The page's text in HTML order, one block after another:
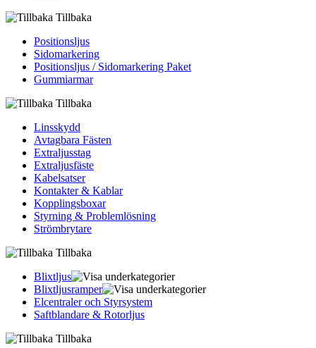
Tillbaka
Positionsljus
Sidomarkering
Positionsljus / Sidomarkering Paket
Gummiarmar
Tillbaka
Linsskydd
Avtagbara Fästen
Extraljusstag
Extraljusfäste
Kabelsatser
Kontakter & Kablar
Kopplingsboxar
Styrning & Problemlösning
Strömbrytare
Tillbaka
Blixtljus
Blixtljusramper
Elcentraler och Styrsystem
Saftblandare & Rotorljus
Tillbaka